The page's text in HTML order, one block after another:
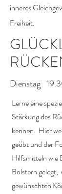
inneres
Freiheit.
Dienstag
Lerne eine
Stärkung des
kennen. Hier
geübt und der
Hilfsmitteln wie
Bolstern gelegt,
gewünschten